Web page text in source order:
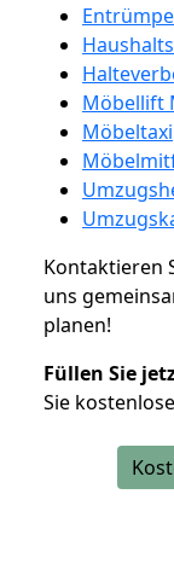
Möbellift
Möbeltaxi
Kontaktieren
uns
planen!
Füllen Sie
Sie